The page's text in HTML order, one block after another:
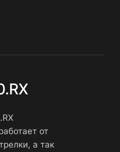
от
а так